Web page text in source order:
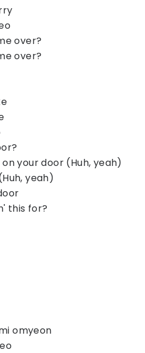
over?
over?
your door (Huh, yeah)
yeah)
this for?
omyeon